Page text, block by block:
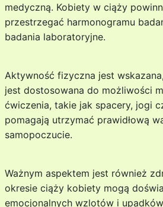
medyczną. Kobiety w ciąży
przestrzegać harmonogramu
badania laboratoryjne.
Aktywność fizyczna jest
jest dostosowana do możliwości
ćwiczenia, takie jak spacery, jogi
pomagają utrzymać prawidłową
samopoczucie.
Ważnym aspektem jest również
okresie ciąży kobiety mogą
emocjonalnych wzlotów i